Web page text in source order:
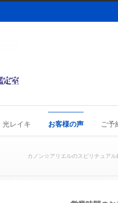
光レイキ お客様の声 ご予
カノン☆アリエルのスピリチュアル